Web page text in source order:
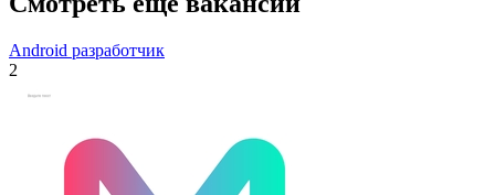
Android разработчик
2